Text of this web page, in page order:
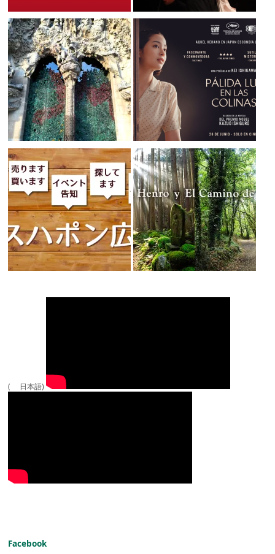
( 日本語)
Facebook